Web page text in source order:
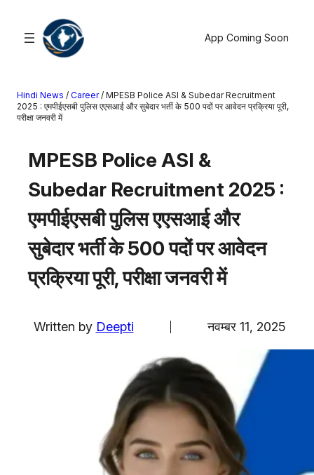
खोजें
खेल
राज्य
राष्ट्रीय
व्यापार
करियर
अंतरराष्ट्रीय
एजुकेशन
App Coming Soon
Hindi News / Career/ MPESB Police ASI & Subedar Recruitment
2025 : एमपीईएसबी पुलिस एएसआई और सुबेदार भर्ती के 500 पदों पर आवेदन प्रक्रिया पूरी,
परीक्षा जनवरी में
MPESB Police ASI &
Subedar Recruitment 2025 :
एमपीईएसबी पुलिस एएसआई और
सुबेदार भर्ती के 500 पदों पर आवेदन
प्रक्रिया पूरी, परीक्षा जनवरी में
Written by Deepti नवम्बर 11, 2025